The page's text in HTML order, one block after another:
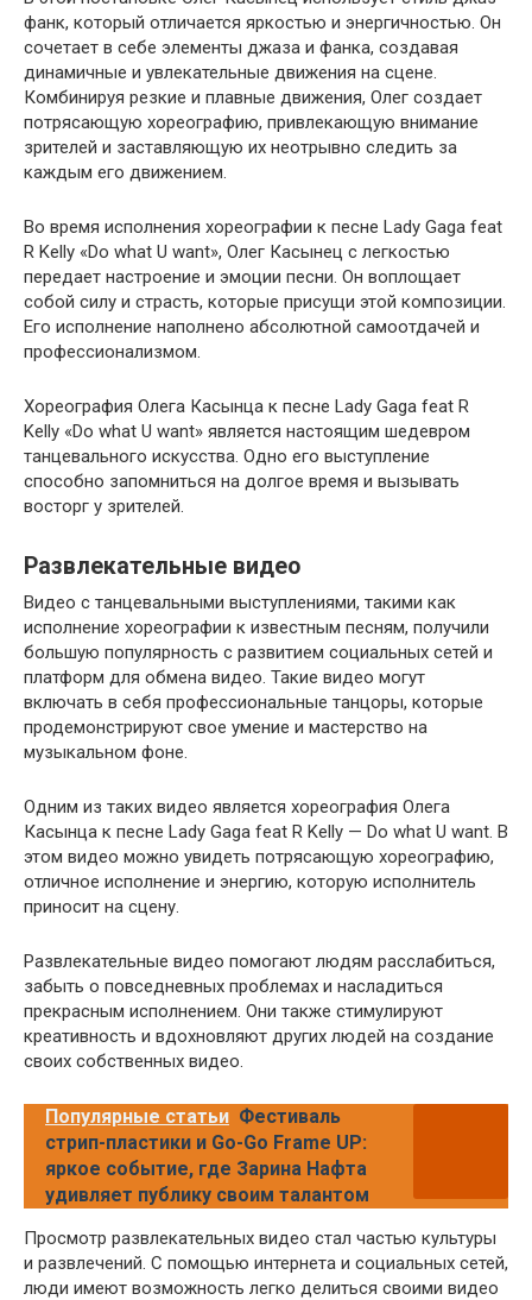
фанк, который отличается яркостью и энергичностью. Он
сочетает в себе элементы джаза и фанка, создавая
динамичные и увлекательные движения на сцене.
Комбинируя резкие и плавные движения, Олег создает
потрясающую хореографию, привлекающую внимание
зрителей и заставляющую их неотрывно следить за
каждым его движением.
Во время исполнения хореографии к песне Lady Gaga feat
R Kelly «Do what U want», Олег Касынец с легкостью
передает настроение и эмоции песни. Он воплощает
собой силу и страсть, которые присущи этой композиции.
Его исполнение наполнено абсолютной самоотдачей и
профессионализмом.
Хореография Олега Касынца к песне Lady Gaga feat R
Kelly «Do what U want» является настоящим шедевром
танцевального искусства. Одно его выступление
способно запомниться на долгое время и вызывать
восторг у зрителей.
Развлекательные видео
Видео с танцевальными выступлениями, такими как
исполнение хореографии к известным песням, получили
большую популярность с развитием социальных сетей и
платформ для обмена видео. Такие видео могут
включать в себя профессиональные танцоры, которые
продемонстрируют свое умение и мастерство на
музыкальном фоне.
Одним из таких видео является хореография Олега
Касынца к песне Lady Gaga feat R Kelly — Do what U want. В
этом видео можно увидеть потрясающую хореографию,
отличное исполнение и энергию, которую исполнитель
приносит на сцену.
Развлекательные видео помогают людям расслабиться,
забыть о повседневных проблемах и насладиться
прекрасным исполнением. Они также стимулируют
креативность и вдохновляют других людей на создание
своих собственных видео.
Популярные статьи Фестиваль
стрип-пластики и Go-Go Frame UP:
яркое событие, где Зарина Нафта
удивляет публику своим талантом
Просмотр развлекательных видео стал частью культуры
и развлечений. С помощью интернета и социальных сетей,
люди имеют возможность легко делиться своими видео